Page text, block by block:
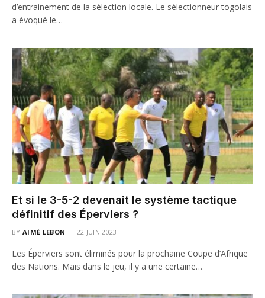
d’entrainement de la sélection locale. Le sélectionneur togolais
a évoqué le…
Et si le 3-5-2 devenait le système tactique
définitif des Éperviers ?
BY AIMÉ LEBON 22 JUIN 2023
Les Éperviers sont éliminés pour la prochaine Coupe d’Afrique
des Nations. Mais dans le jeu, il y a une certaine…